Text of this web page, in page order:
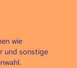
wie
und sonstige